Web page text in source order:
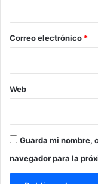
*
Correo electrónico *
Web
Guarda mi nombre,
navegador para la